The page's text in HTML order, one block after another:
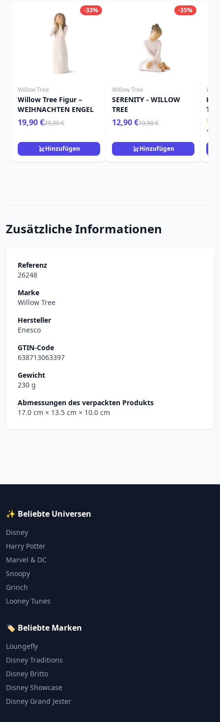
-33%
Willow Tree
Willow Tree Figur –
WEIHNACHTEN ENGEL
19,90 €29,90 €
Hinzufügen
-35%
Willow Tree
SERENITY - WILLOW
TREE
12,90 €19,90 €
Hinzufügen
Zusätzliche Informationen
Referenz
26248
Marke
Willow Tree
Hersteller
Enesco
GTIN-Code
638713063397
Gewicht
230 g
Abmessungen des verpackten Produkts
17.0 cm × 13.5 cm × 10.0 cm
✨ Beliebte Universen
Disney
Harry Potter
Marvel & DC
Snoopy
Grinch
Looney Tunes
🏷️ Beliebte Marken
Loungefly
Disney Traditions
Disney Britto
Disney Showcase
Disney Grand Jester